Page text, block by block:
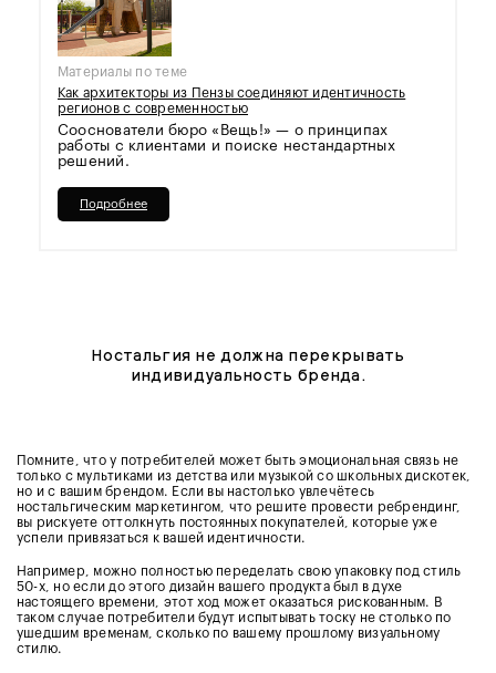
Материалы по теме
Как архитекторы из Пензы соединяют идентичность
регионов с современностью
Сооснователи бюро «Вещь!» — о принципах
работы с клиентами и поиске нестандартных
решений.
Подробнее
Ностальгия не должна перекрывать
индивидуальность бренда.
Помните, что у потребителей может быть эмоциональная связь не
только с мультиками из детства или музыкой со школьных дискотек,
но и с вашим брендом. Если вы настолько увлечётесь
ностальгическим маркетингом, что решите провести ребрендинг,
вы рискуете оттолкнуть постоянных покупателей, которые уже
успели привязаться к вашей идентичности.
Например, можно полностью переделать свою упаковку под стиль
50-х, но если до этого дизайн вашего продукта был в духе
настоящего времени, этот ход может оказаться рискованным. В
таком случае потребители будут испытывать тоску не столько по
ушедшим временам, сколько по вашему прошлому визуальному
стилю.